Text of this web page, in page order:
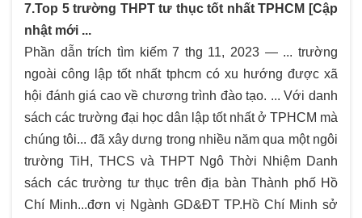
7.Top 5 trường THPT tư thục tốt nhất TPHCM [Cập
nhật mới ...
Phần dẫn trích tìm kiếm 7 thg 11, 2023 — ... trường
ngoài công lập tốt nhất tphcm có xu hướng được xã
hội đánh giá cao về chương trình đào tạo. ... Với danh
sách các trường đại học dân lập tốt nhất ở TPHCM mà
chúng tôi... đã xây dưng trong nhiều năm qua một ngôi
trường TiH, THCS và THPT Ngô Thời Nhiệm Danh
sách các trường tư thục trên địa bàn Thành phố Hồ
Chí Minh...đơn vị Ngành GD&ĐT TP.Hồ Chí Minh sở